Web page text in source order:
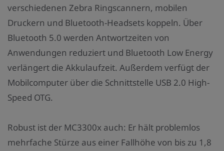
verschiedenen Zebra Ringscannern, mobilen
Druckern und Bluetooth-Headsets koppeln. Über
Bluetooth 5.0 werden Antwortzeiten von
Anwendungen reduziert und Bluetooth Low Energy
verlängert die Akkulaufzeit. Außerdem verfügt der
Mobilcomputer über die Schnittstelle USB 2.0 High-
Speed OTG.
Robust ist der MC3300x auch: Er hält problemlos
mehrfache Stürze aus einer Fallhöhe von bis zu 1,8